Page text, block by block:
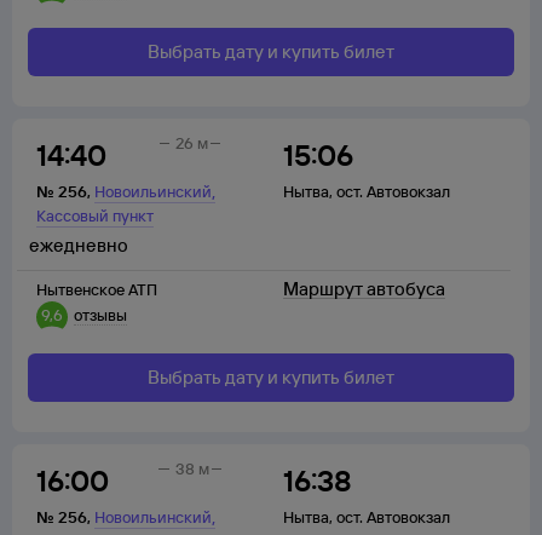
Выбрать дату и купить билет
14:40
№ 256, Новоильинский,
Кассовый пункт
15:06
Нытва, ост. Автовокзал
26 м
Нытвенское АТП
9,6
отзывы
ежедневно
Маршрут автобуса
Выбрать дату и купить билет
16:00
№ 256, Новоильинский,
16:38
Нытва, ост. Автовокзал
38 м